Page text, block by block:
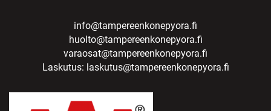
info@tampereenkonepyora.fi
huolto@tampereenkonepyora.fi
varaosat@tampereenkonepyora.fi
Laskutus: laskutus@tampereenkonepyora.fi